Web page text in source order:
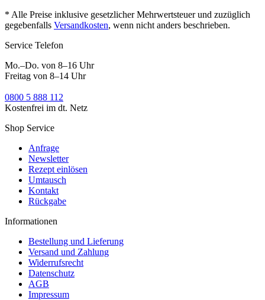
* Alle Preise inklusive gesetzlicher Mehrwertsteuer und zuzüglich
gegebenfalls Versandkosten, wenn nicht anders beschrieben.
Service Telefon
Mo.–Do. von 8–16 Uhr
Freitag von 8–14 Uhr
0800 5 888 112
Kostenfrei im dt. Netz
Shop Service
Anfrage
Newsletter
Rezept einlösen
Umtausch
Kontakt
Rückgabe
Informationen
Bestellung und Lieferung
Versand und Zahlung
Widerrufsrecht
Datenschutz
AGB
Impressum